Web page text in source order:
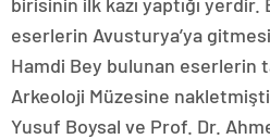
eserlerin Avusturya’ya
Hamdi Bey bulunan eserlerin
Arkeoloji Müzesine
Yusuf Boysal ve Prof. Dr.